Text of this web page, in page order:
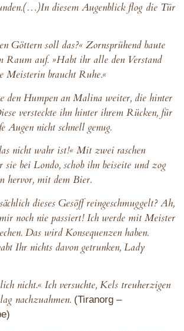
diesem Augenblick flog die Tür
Göttern soll das?« Zornsprühend baute
Raum auf. »Habt ihr alle den Verstand
Meisterin braucht Ruhe.«
den Humpen an Malina weiter, die hinter
versteckte ihn hinter ihrem Rücken, für
Augen nicht schnell genug.
nicht wahr ist!« Mit zwei raschen
sie bei Londo, schob ihn beiseite und zog
hervor, mit dem Bier.
dieses Gesöff reingeschmuggelt? Ah,
noch nie passiert! Ich werde mit Meister
Das wird Konsequenzen haben.
Ihr nichts davon getrunken, Lady
nicht.« Ich versuchte, Kels treuherzigen
nachzuahmen. (Tiranorg –